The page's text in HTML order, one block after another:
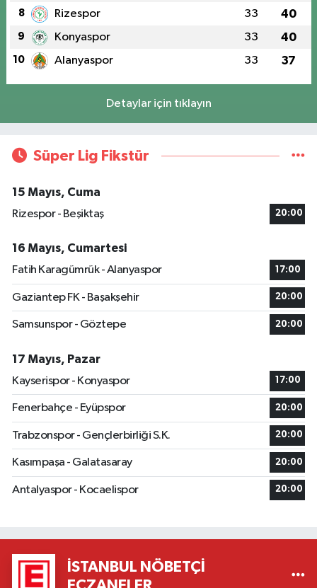
8 Rizespor 33 40
9 Konyaspor 33 40
10 Alanyaspor 33 37
Detaylar için tıklayın
Süper Lig Fikstür
15 Mayıs, Cuma
Rizespor - Beşiktaş
20:00
16 Mayıs, Cumartesi
Fatih Karagümrük - Alanyaspor
17:00
Gaziantep FK - Başakşehir 20:00
Samsunspor - Göztepe 20:00
17 Mayıs, Pazar
Kayserispor - Konyaspor
17:00
Fenerbahçe - Eyüpspor 20:00
Trabzonspor - Gençlerbirliği S.K. 20:00
Kasımpaşa - Galatasaray 20:00
Antalyaspor - Kocaelispor 20:00
İSTANBUL NÖBETÇI